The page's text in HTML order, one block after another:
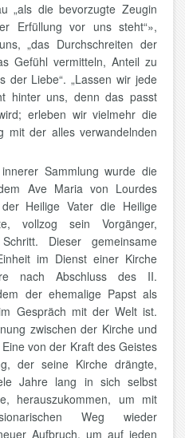
„als die bevorzugte Zeugin
Erfüllung vor uns steht“»,
„das Durchschreiten der
Gefühl vermitteln, Anteil zu
der Liebe“. „Lassen wir jede
hinter uns, denn das passt
erleben wir vielmehr die
mit der alles verwandelnden
Sammlung wurde die
Ave Maria von Lourdes
Heilige Vater die Heilige
vollzog sein Vorgänger,
Dieser gemeinsame
im Dienst einer Kirche
nach Abschluss des II.
der ehemalige Papst als
Gespräch mit der Welt ist.
zwischen der Kirche und
von der Kraft des Geistes
der seine Kirche drängte,
Jahre lang in sich selbst
herauszukommen, um mit
Weg wieder
Aufbruch, um auf jeden